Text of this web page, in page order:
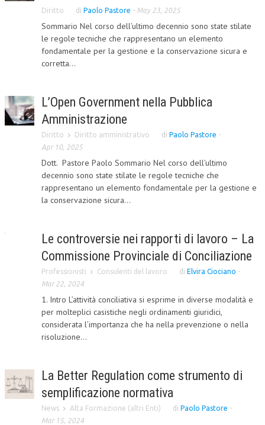
ARCHIVIO EVENTI (FINO AL 2022)
CORSI ENTI TERZI
BOLLETTINO FINANZIAMENTI
TELEGRAM
DOCUMENTI
MANUALI E MONOGRAFIE
MATERIALE DIDATTICO
INVITI E PROMOZIONI
Diritto di Paolo Pastore - May 23, 2025
Sommario Nel corso dell’ultimo decennio sono state stilate
le regole tecniche che rappresentano un elemento
fondamentale per la gestione e la conservazione sicura e
corretta...
L’Open Government nella Pubblica
Amministrazione
Diritto Diritto amministrativo di Paolo Pastore -
Apr 10, 2025
Dott. Pastore Paolo Sommario Nel corso dell’ultimo
decennio sono state stilate le regole tecniche che
rappresentano un elemento fondamentale per la gestione e
la conservazione sicura...
Le controversie nei rapporti di lavoro – La
Commissione Provinciale di Conciliazione
Professionisti Consulenti del lavoro di Elvira Ciociano -
Mar 22, 2024
1. Intro L’attività conciliativa si esprime in diverse modalità e
per molteplici casistiche negli ordinamenti giuridici,
considerata l’importanza che ha nella prevenzione o nella
risoluzione...
La Better Regulation come strumento di
semplificazione normativa
News Alta Formazione (altri Enti) di Paolo Pastore -
Mar 15, 2024